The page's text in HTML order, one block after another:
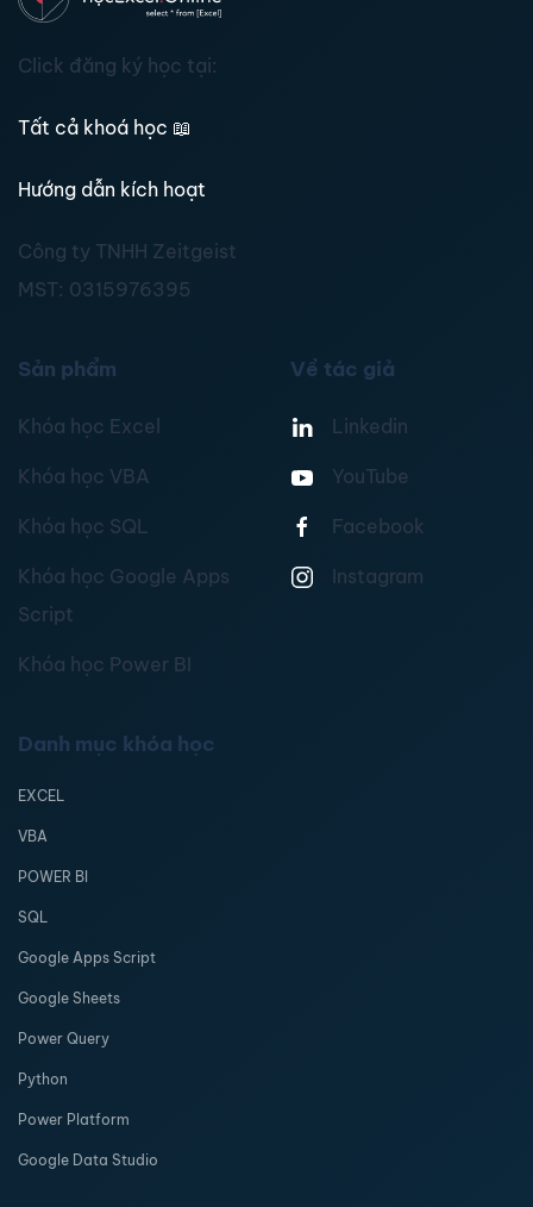
Click đăng ký học tại:
Tất cả khoá học 📖
Hướng dẫn kích hoạt
Công ty TNHH Zeitgeist
MST: 0315976395
Sản phẩm
Khóa học Excel
Khóa học VBA
Khóa học SQL
Khóa học Google Apps
Script
Khóa học Power BI
Về tác giả
Linkedin
YouTube
Facebook
Instagram
Danh mục khóa học
EXCEL
VBA
POWER BI
SQL
Google Apps Script
Google Sheets
Power Query
Python
Power Platform
Google Data Studio